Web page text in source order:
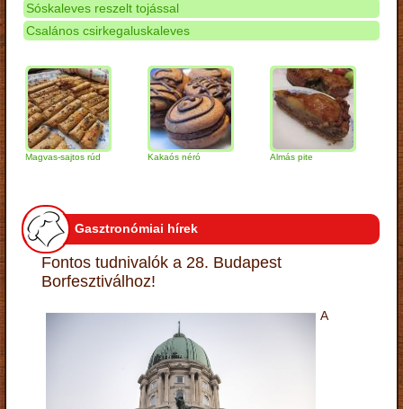
Sóskaleves reszelt tojással
Csalános csirkegaluskaleves
sajtos rúd Kakaós néró Almás pite
Gasztronómiai hírek
Fontos tudnivalók a 28. Budapest
Borfesztiválhoz!
A